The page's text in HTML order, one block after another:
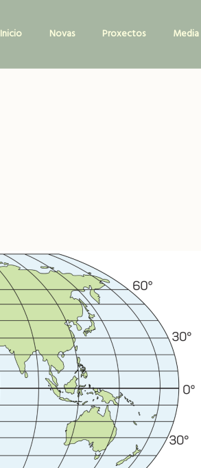
navigation
Inicio Novas Proxectos Media